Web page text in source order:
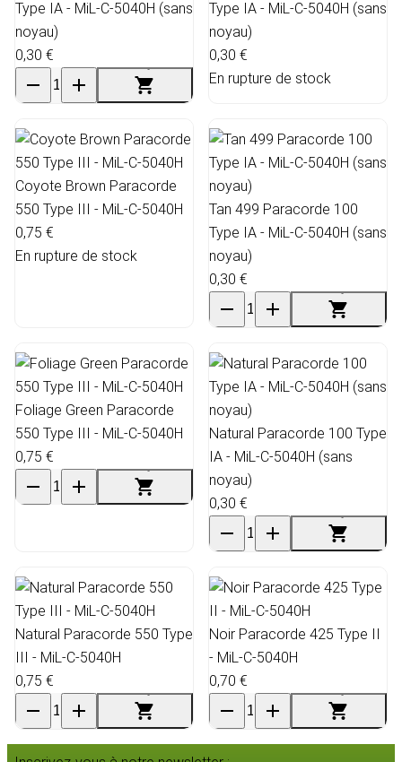
Type IA - MiL-C-5040H (sans
noyau)
0,30 €
Type IA - MiL-C-5040H (sans
noyau)
0,30 €
En rupture de stock
Coyote Brown Paracorde
550 Type III - MiL-C-5040H
0,75 €
En rupture de stock
Tan 499 Paracorde 100
Type IA - MiL-C-5040H (sans
noyau)
0,30 €
Foliage Green Paracorde
550 Type III - MiL-C-5040H
0,75 €
Natural Paracorde 100 Type
IA - MiL-C-5040H (sans
noyau)
0,30 €
Natural Paracorde 550 Type
III - MiL-C-5040H
0,75 €
Noir Paracorde 425 Type II
- MiL-C-5040H
0,70 €